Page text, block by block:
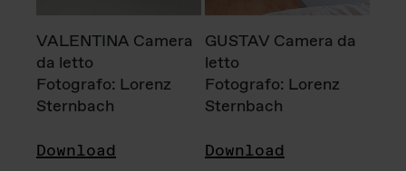
VALENTINA Camera
da letto
Fotografo: Lorenz
Sternbach
Download
GUSTAV Camera da
letto
Fotografo: Lorenz
Sternbach
Download